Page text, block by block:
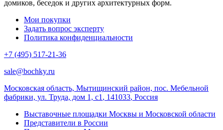
домиков, беседок и других архитектурных форм.
Мои покупки
Задать вопрос эксперту
Политика конфиденциальности
+7 (495) 517-21-36
sale@bochky.ru
Московская область, Мытищинский район, пос. Мебельной
фабрики, ул. Труда, дом 1, с1 , 141033, Россия
Выставочные площадки Москвы и Московской области
Представители в России